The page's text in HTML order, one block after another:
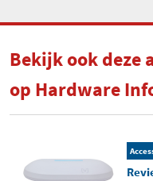
Bekijk ook deze
op Hardware